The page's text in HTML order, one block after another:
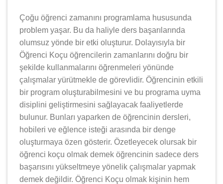
Çoğu öğrenci zamanını programlama hususunda
problem yaşar. Bu da haliyle ders başarılarında
olumsuz yönde bir etki oluşturur. Dolayısıyla bir
Öğrenci Koçu öğrencilerin zamanlarını doğru bir
şekilde kullanmalarını öğrenmeleri yönünde
çalışmalar yürütmekle de görevlidir. Öğrencinin etkili
bir program oluşturabilmesini ve bu programa uyma
disiplini geliştirmesini sağlayacak faaliyetlerde
bulunur. Bunları yaparken de öğrencinin dersleri,
hobileri ve eğlence isteği arasında bir denge
oluşturmaya özen gösterir. Özetleyecek olursak bir
öğrenci koçu olmak demek öğrencinin sadece ders
başarısını yükseltmeye yönelik çalışmalar yapmak
demek değildir. Öğrenci Koçu olmak kişinin hem